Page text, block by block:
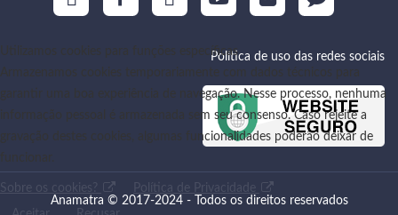
Política de uso das redes sociais
Anamatra © 2017-2024 - Todos os direitos reservados
Utilizamos cookies para funções específicas
Armazenamos cookies temporariamente com dados técnicos para
garantir uma boa experiência de navegação. Nesse processo, nenhuma
informação pessoal é armazenada sem seu consenso. Caso rejeite a
gravação destes cookies, algumas funcionalidades poderão deixar de
funcionar.
Sobre os cookies? Política de Privacidade